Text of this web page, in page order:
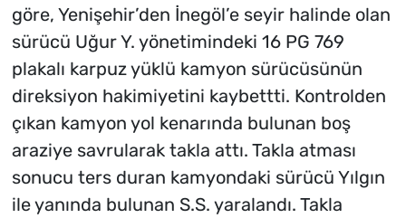
göre, Yenişehir’den İnegöl’e seyir halinde olan
sürücü Uğur Y. yönetimindeki 16 PG 769
plakalı karpuz yüklü kamyon sürücüsünün
direksiyon hakimiyetini kaybettti. Kontrolden
çıkan kamyon yol kenarında bulunan boş
araziye savrularak takla attı. Takla atması
sonucu ters duran kamyondaki sürücü Yılgın
ile yanında bulunan S.S. yaralandı. Takla